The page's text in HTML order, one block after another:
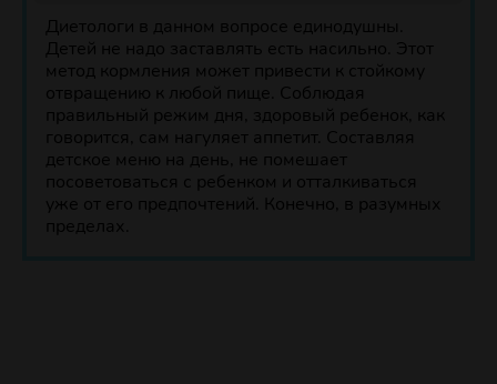
Диетологи в данном вопросе единодушны.
Детей не надо заставлять есть насильно. Этот
метод кормления может привести к стойкому
отвращению к любой пище. Соблюдая
правильный режим дня, здоровый ребенок, как
говорится, сам нагуляет аппетит. Составляя
детское меню на день, не помешает
посоветоваться с ребенком и отталкиваться
уже от его предпочтений. Конечно, в разумных
пределах.